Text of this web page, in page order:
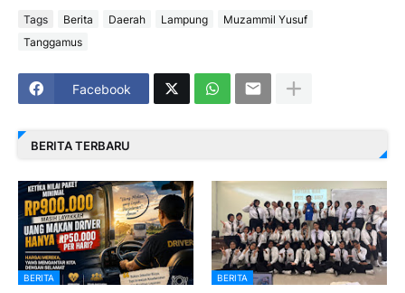
Tags Berita Daerah Lampung
Muzammil Yusuf
Tanggamus
Facebook
BERITA TERBARU
BERITA BERITA